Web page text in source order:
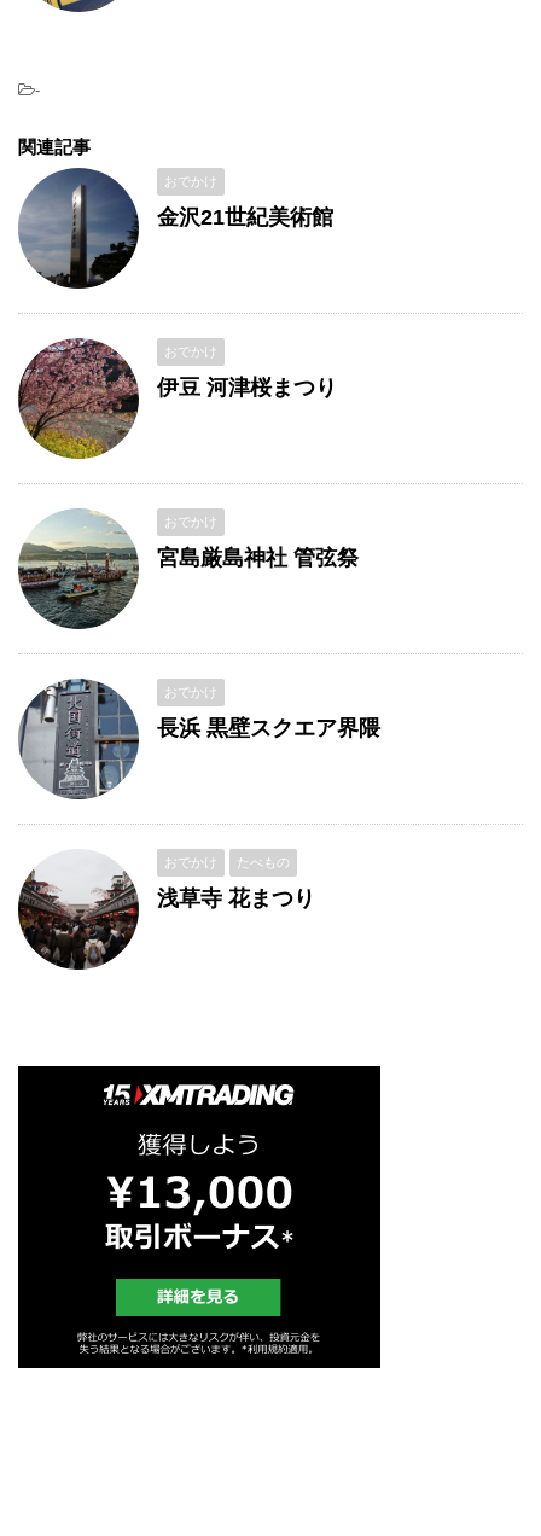
-
関連記事
おでかけ
金沢21世紀美術館
おでかけ
伊豆 河津桜まつり
おでかけ
宮島厳島神社 管弦祭
おでかけ
長浜 黒壁スクエア界隈
おでかけ たべもの
浅草寺 花まつり